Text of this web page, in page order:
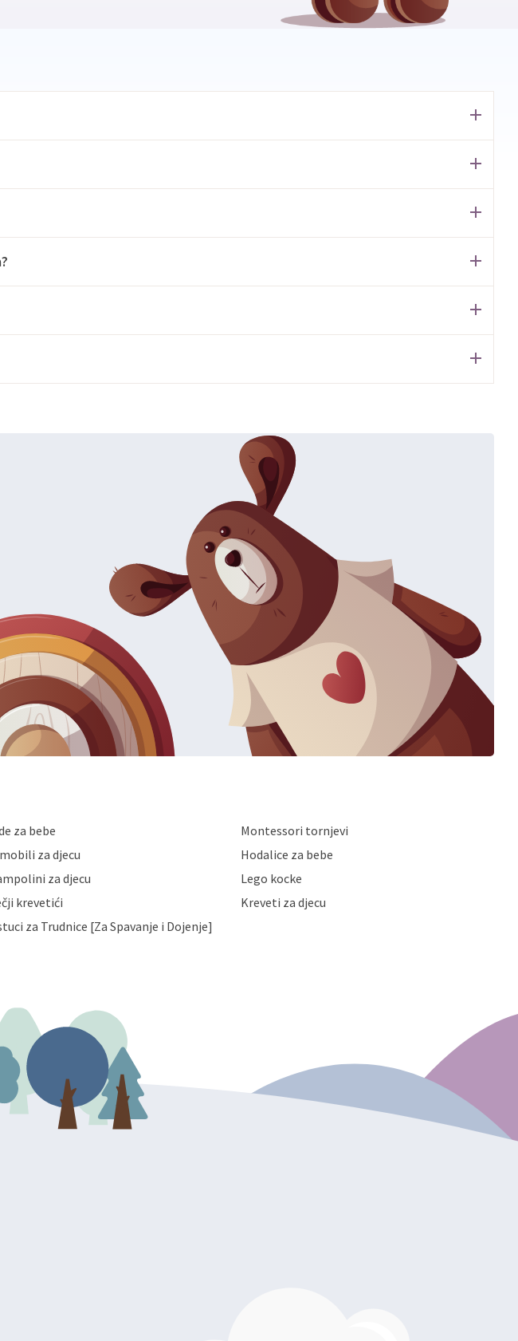
za bebe
Montessori tornjevi
za djecu
Hodalice za bebe
za djecu
Lego kocke
krevetići
Kreveti za djecu
za Trudnice [Za Spavanje i Dojenje]